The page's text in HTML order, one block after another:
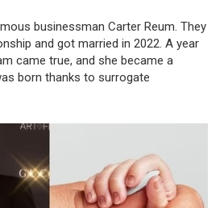
businessman Carter Reum. They
and got married in 2022. A year
came true, and she became a
born thanks to surrogate